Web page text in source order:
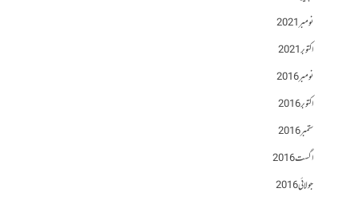
نومبر 2021
اکتوبر 2021
نومبر 2016
اکتوبر 2016
ستمبر 2016
اگست 2016
جولائی 2016